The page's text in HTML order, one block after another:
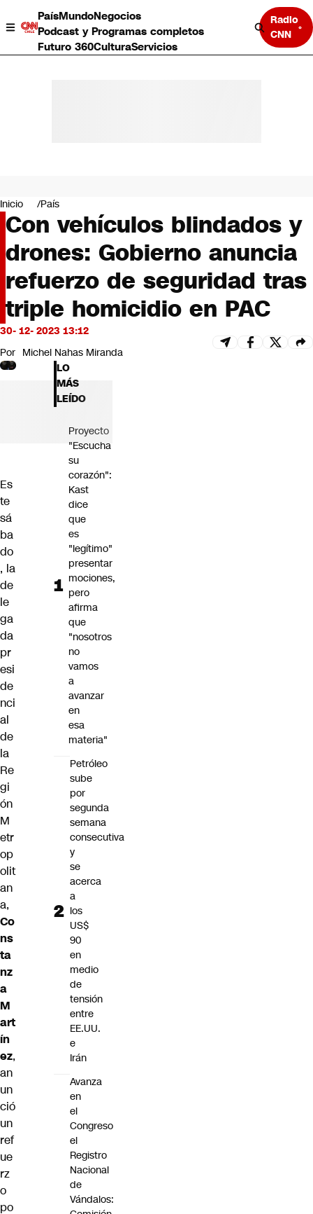
PaísMundoNegocios
Podcast y Programas completos
Futuro 360CulturaServicios
Radio
CNN
Negocios
Deportes
Programas completos
Cultura
Servicios
Bits
CNN tiempo
Futuro 360
Inicio País
Con vehículos blindados y
drones: Gobierno anuncia
refuerzo de seguridad tras
triple homicidio en PAC
30- 12- 2023 13:12
Por Michel Nahas Miranda
Es
te
sá
ba
do
, la
de
le
ga
da
pr
esi
de
nci
al
de
la
Re
gi
ón
M
etr
op
olit
an
a,
Co
ns
ta
nz
a
M
art
ín
ez,
an
un
ció
un
ref
ue
rz
o
po
LO
MÁS
LEÍDO
Proyecto
"Escucha
su
corazón":
Kast
dice
que
es
"legítimo"
presentar
mociones,
pero
afirma
que
"nosotros
no
vamos
a
avanzar
en
esa
materia"
Petróleo
sube
por
segunda
semana
consecutiva
y
se
acerca
a
los
US$
90
en
medio
de
tensión
entre
EE.UU.
e
Irán
Avanza
en
el
Congreso
el
Registro
Nacional
de
Vándalos: